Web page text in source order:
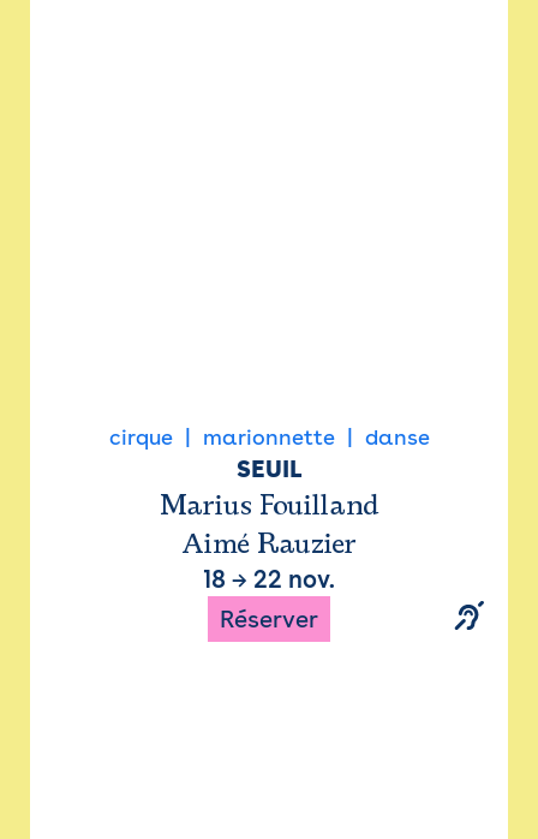
cirque marionnette danse
SEUIL
Marius Fouilland
Aimé Rauzier
18 → 22 nov.
Réserver